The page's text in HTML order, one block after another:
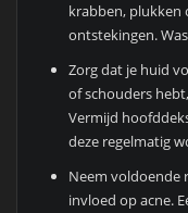
krabben, plukken
ontstekingen.
Zorg dat je huid
of schouders
Vermijd
deze regelmatig
Neem voldoende
invloed op acne.